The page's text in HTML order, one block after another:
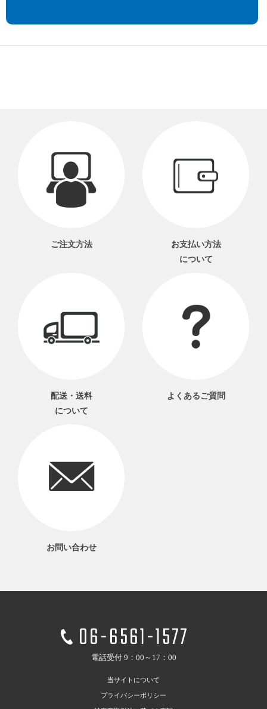
ご注文方法
お支払い方法
について
配送・送料
について
よくあるご質問
お問い合わせ
06-6561-1577
電話受付 9：00～17：00
当サイトについて
プライバシーポリシー